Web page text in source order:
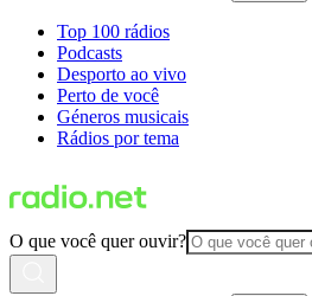
Top 100 rádios
Podcasts
Desporto ao vivo
Perto de você
Géneros musicais
Rádios por tema
O que você quer ouvir?